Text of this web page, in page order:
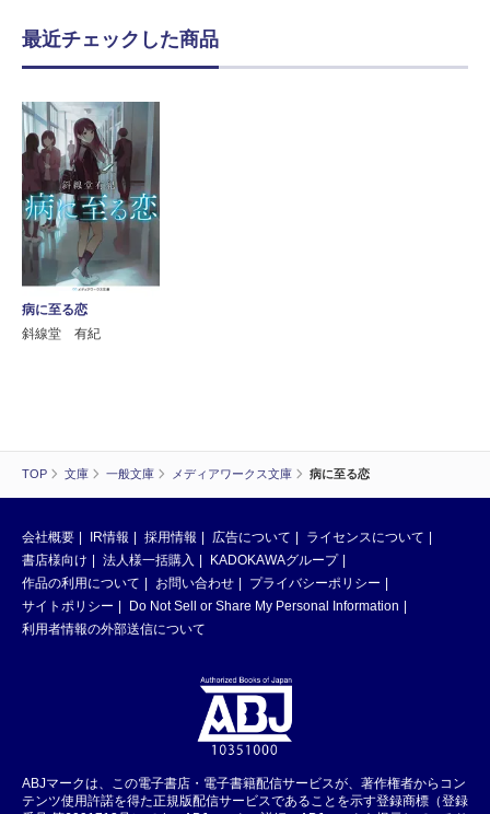
TOP 文庫 一般文庫 メディアワークス文庫 病に至る恋
最近チェックした商品
病に至る恋
斜線堂 有紀
会社概要 IR情報 採用情報 広告について
ライセンスについて
書店様向け
法人様一括購入
KADOKAWAグループ
作品の利用について
お問い合わせ
プライバシーポリシー
サイトポリシー
Do Not Sell or Share My Personal Information
利用者情報の外部送信について
ABJマークは、この電子書店・電子書籍配信サービスが、著作権者からコン
テンツ使用許諾を得た正規版配信サービスであることを示す登録商標（登録